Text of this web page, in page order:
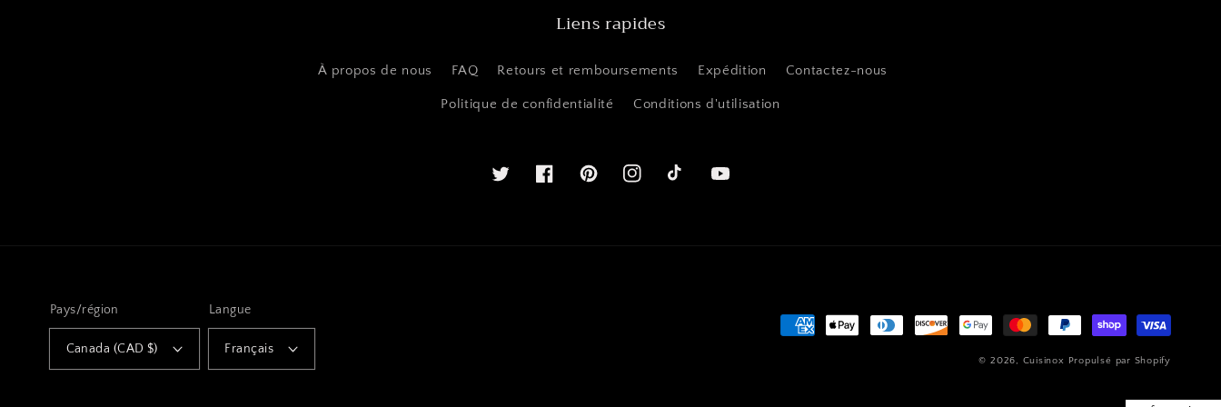
Liens rapides
À propos de nous FAQ Retours et remboursements Expédition Contactez-nous
Politique de confidentialité Conditions d'utilisation
Twitter FacebookPinterestInstagram Youtube
Pays/région
Canada (CAD $)
Langue
Français
Méthodes
© 2026, Cuisinox Propulsé par Shopify